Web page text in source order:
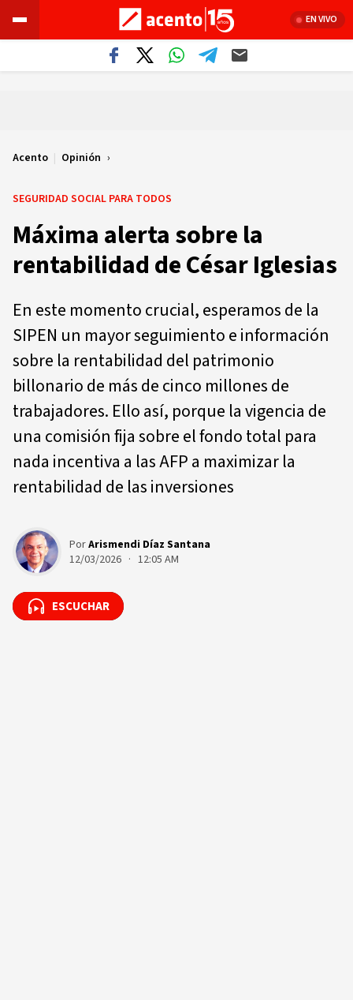
EN VIVO
Acento | Opinión
SEGURIDAD SOCIAL PARA TODOS
Máxima alerta sobre la
rentabilidad de César Iglesias
En este momento crucial, esperamos de la
SIPEN un mayor seguimiento e información
sobre la rentabilidad del patrimonio
billonario de más de cinco millones de
trabajadores. Ello así, porque la vigencia de
una comisión fija sobre el fondo total para
nada incentiva a las AFP a maximizar la
rentabilidad de las inversiones
PorArismendi Díaz Santana
12/03/2026 · 12:05 AM
ESCUCHAR
ESCUCHAR